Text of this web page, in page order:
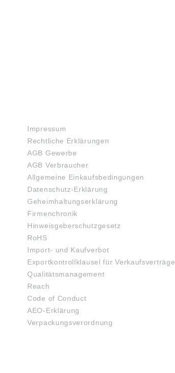
Impressum
Rechtliche Erklärungen
AGB Gewerbe
AGB Verbraucher
Allgemeine Einkaufsbedingungen
Datenschutz-Erklärung
Geheimhaltungserklärung
Firmenchronik
Hinweisgeberschutzgesetz
RoHS
Import- und Kaufverbot
Exportkontrollklausel für Verkaufsverträge
Qualitätsmanagement
Reach
Code of Conduct
AEO-Erklärung
Verpackungsverordnung